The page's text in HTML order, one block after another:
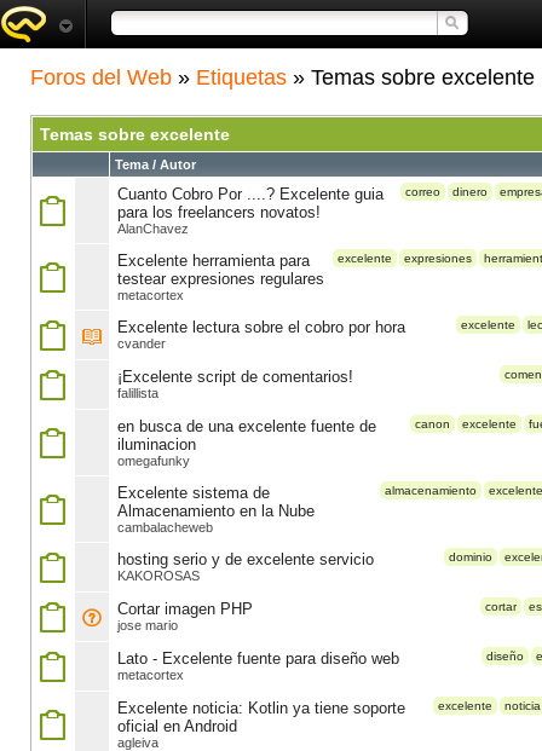
Foros del Web » Etiquetas » Temas sobre excelente
Temas sobre excelente
Tema / Autor
correo dinero
Cuanto Cobro Por ....? Excelente guia
para los freelancers novatos!
AlanChavez
excelente expresiones
Excelente herramienta para
testear expresiones regulares
metacortex
excelente
Excelente lectura sobre el cobro por hora
cvander
¡Excelente script de comentarios!
falillista
canon excelente
en busca de una excelente fuente de
iluminacion
omegafunky
almacenamiento excelente
Excelente sistema de
Almacenamiento en la Nube
cambalacheweb
dominio
hosting serio y de excelente servicio
KAKOROSAS
cortar
Cortar imagen PHP
jose mario
diseño
Lato - Excelente fuente para diseño web
metacortex
excelente noticia
Excelente noticia: Kotlin ya tiene soporte
oficial en Android
agleiva